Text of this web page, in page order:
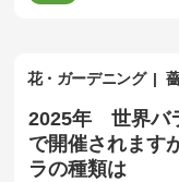
花・ガーデニング
2025年 世界バ
で開催されます
ラの種類は